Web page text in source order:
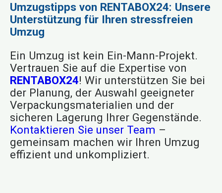
Umzugstipps von RENTABOX24: Unsere
Unterstützung für Ihren stressfreien
Umzug
Ein Umzug ist kein Ein-Mann-Projekt.
Vertrauen Sie auf die Expertise von
RENTABOX24! Wir unterstützen Sie bei
der Planung, der Auswahl geeigneter
Verpackungsmaterialien und der
sicheren Lagerung Ihrer Gegenstände.
Kontaktieren Sie unser Team –
gemeinsam machen wir Ihren Umzug
effizient und unkompliziert.